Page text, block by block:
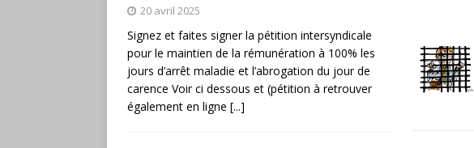
20 avril 2025
Signez et faites signer la pétition intersyndicale
pour le maintien de la rémunération à 100% les
jours d’arrêt maladie et l’abrogation du jour de
carence Voir ci dessous et (pétition à retrouver
également en ligne [...]